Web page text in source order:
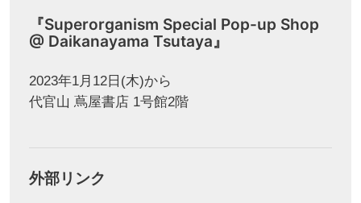
『Superorganism Special Pop-up Shop
@ Daikanayama Tsutaya』
2023年1月12日(木)から
代官山 蔦屋書店 1号館2階
外部リンク